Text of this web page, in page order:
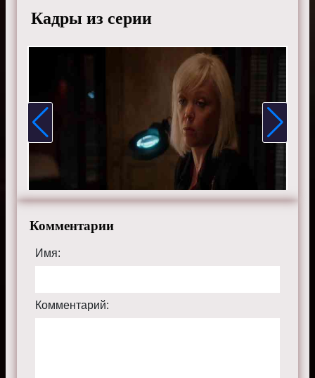
Кадры из серии
Комментарии
Имя:
Комментарий: